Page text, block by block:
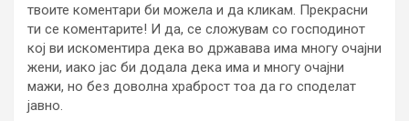
твоите коментари би можела и да кликам. Прекрасни
ти се коментарите! И да, се сложувам со господинот
кој ви искоментира дека во државава има многу очајни
жени, иако јас би додала дека има и многу очајни
мажи, но без доволна храброст тоа да го споделат
јавно.